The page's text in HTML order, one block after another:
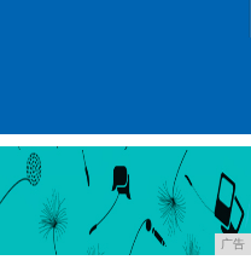
广告